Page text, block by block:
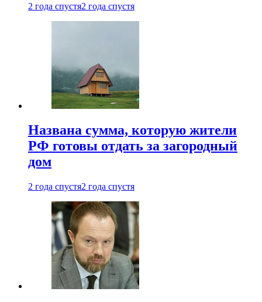
2 года спустя2 года спустя
Названа сумма, которую жители
РФ готовы отдать за загородный
дом
2 года спустя2 года спустя